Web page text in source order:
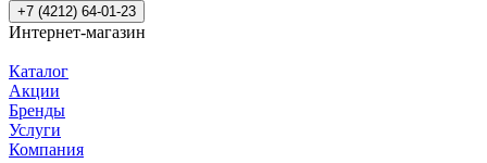
+7 (4212) 64-01-23
Интернет-магазин
Каталог
Акции
Бренды
Услуги
Компания